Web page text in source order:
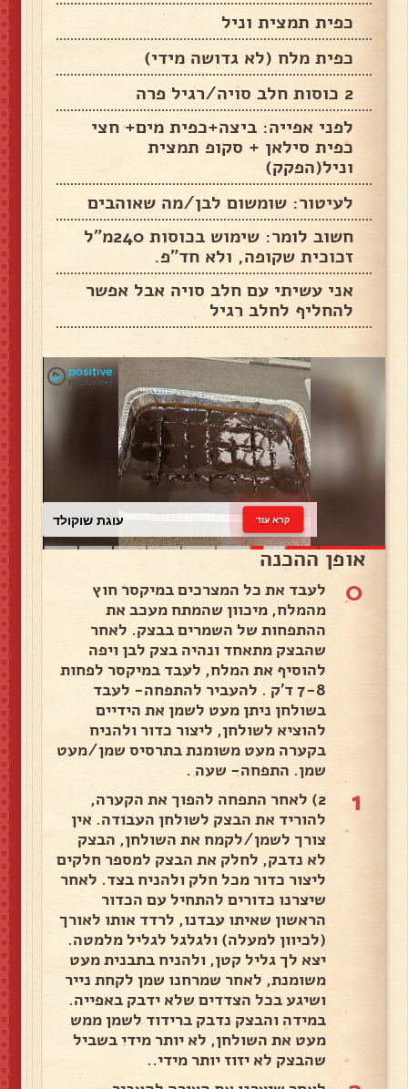
כפית תמצית וניל
כפית מלח (לא גדושה מידי)
2 כוסות חלב סויה/רגיל פרה
לפני אפייה: ביצה+כפית מים+ חצי
כפית סילאן + סקופ תמצית
וניל(הפקק)
לעיטור: שומשום לבן/מה שאוהבים
חשוב לומר: שימוש בכוסות 240מ"ל
זכוכית שקופה, ולא חד"פ.
אני עשיתי עם חלב סויה אבל אפשר
להחליף לחלב רגיל
עוגת שוקולד קרא עוד
אופן ההכנה
0
לעבד את כל המצרכים במיקסר חוץ
מהמלח, מיכוון שהמתח מעכב את
ההתפחות של השמרים בבצק. לאחר
שהבצק מתאחד ונהיה בצק לבן ויפה
להוסיף את המלח, לעבד במיקסר לפחות
7-8 ד'ק . להעביר להתפחה- לעבד
בשולחן ניתן מעט לשמן את הידיים
להוציא לשולחן, ליצור כדור ולהניח
בקערה מעט משומנת בתרסיס שמן/מעט
שמן. התפחה- שעה .
1
2) לאחר התפחה להפוך את הקערה,
להוריד את הבצק לשולחן העבודה. אין
צורך לשמן/לקמח את השולחן, הבצק
לא נדבק, לחלק את הבצק למספר חלקים
ליצור כדור מכל חלק ולהניח בצד. לאחר
שיצרנו כדורים להתחיל עם הכדור
הראשון שאיתו עבדנו, לרדד אותו לאורך
(לכיוון למעלה) ולגלגל לגליל מלמטה.
יצא לך גליל קטן, ולהניח בתבנית מעט
משומנת, לאחר שמרחנו שמן לקחת נייר
ושיגע בכל הצדדים שלא ידבק באפייה.
במידה והבצק נדבק ברידוד לשמן ממש
מעט את השולחן, לא יותר מידי בשביל
שהבצק לא יזוז יותר מידי..